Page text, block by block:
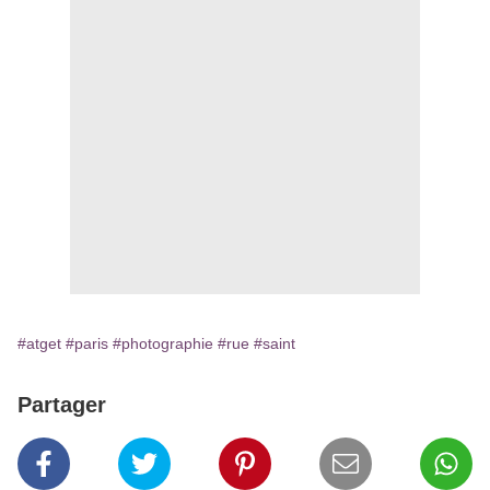
#atget #paris #photographie #rue #saint
Partager